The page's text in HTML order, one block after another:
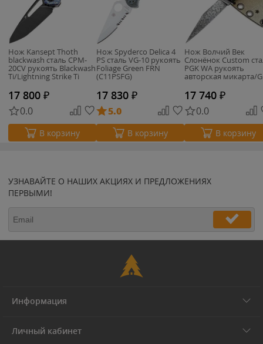
Нож Kansept Thoth
blackwash сталь CPM-
20CV рукоять Blackwash
Ti/Lightning Strike Ti
17 800 ₽
0.0
В корзину
Нож Spyderco Delica 4
PS сталь VG-10 рукоять
Foliage Green FRN
(C11PSFG)
17 830 ₽
5.0
В корзину
Нож Волчий Век
Слонёнок Custom
PGK WA рукоять
авторская микарта/
17 740 ₽
0.0
В корзину
УЗНАВАЙТЕ О НАШИХ АКЦИЯХ И ПРЕДЛОЖЕНИЯХ
ПЕРВЫМИ!
Информация
Личный кабинет